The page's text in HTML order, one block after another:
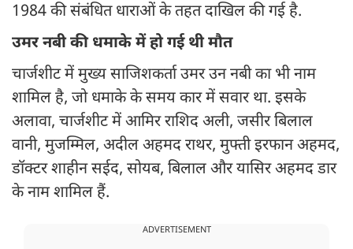
1984 की संबंधित धाराओं के तहत दाखिल की गई है.
उमर नबी की धमाके में हो गई थी मौत
चार्जशीट में मुख्य साजिशकर्ता उमर उन नबी का भी नाम
शामिल है, जो धमाके के समय कार में सवार था. इसके
अलावा, चार्जशीट में आमिर राशिद अली, जसीर बिलाल
वानी, मुजम्मिल, अदील अहमद राथर, मुफ्ती इरफान अहमद,
डॉक्टर शाहीन सईद, सोयब, बिलाल और यासिर अहमद डार
के नाम शामिल हैं.
ADVERTISEMENT